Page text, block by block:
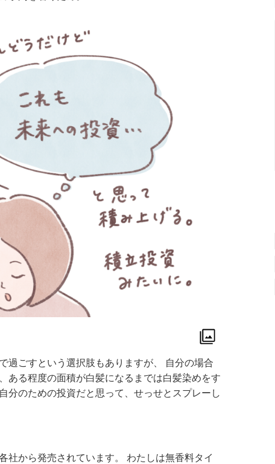
過ごすという選択肢もありますが、 自分の場合
ある程度の面積が白髪になるまでは白髪染めをす
分のための投資だと思って、せっせとスプレーし
社から発売されています。 わたしは無香料タイ